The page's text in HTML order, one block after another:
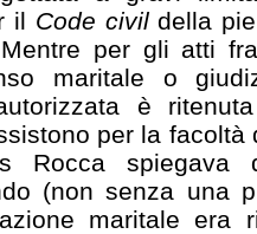
il Code civildella
per gli atti
maritale o
è
per la facoltà
Rocca spiegava
(non senza una
maritale era